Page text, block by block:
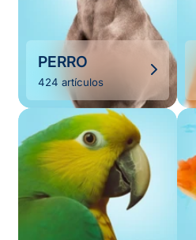
PERRO
424 artículos